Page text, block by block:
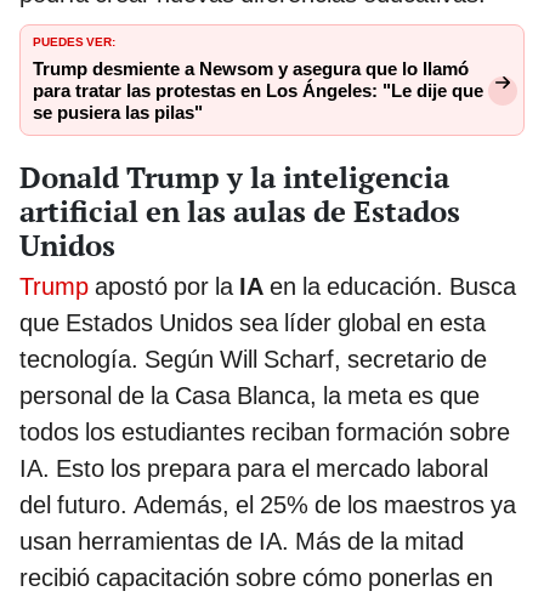
PUEDES VER:
Trump desmiente a Newsom y asegura que lo llamó
para tratar las protestas en Los Ángeles: "Le dije que
se pusiera las pilas"
Donald Trump y la inteligencia
artificial en las aulas de Estados
Unidos
Trump apostó por la IA en la educación. Busca
que Estados Unidos sea líder global en esta
tecnología. Según Will Scharf, secretario de
personal de la Casa Blanca, la meta es que
todos los estudiantes reciban formación sobre
IA. Esto los prepara para el mercado laboral
del futuro. Además, el 25% de los maestros ya
usan herramientas de IA. Más de la mitad
recibió capacitación sobre cómo ponerlas en